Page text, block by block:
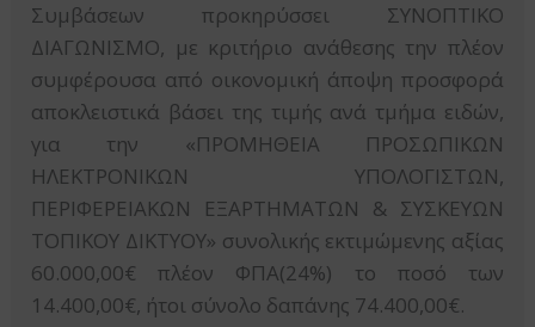
Συμβάσεων προκηρύσσει ΣΥΝΟΠΤΙΚΟ
ΔΙΑΓΩΝΙΣΜΟ, με κριτήριο ανάθεσης την πλέον
συμφέρουσα από οικονομική άποψη προσφορά
αποκλειστικά βάσει της τιμής ανά τμήμα ειδών,
για την «ΠΡΟΜΗΘΕΙΑ ΠΡΟΣΩΠΙΚΩΝ
ΗΛΕΚΤΡΟΝΙΚΩΝ ΥΠΟΛΟΓΙΣΤΩΝ,
ΠΕΡΙΦΕΡΕΙΑΚΩΝ ΕΞΑΡΤΗΜΑΤΩΝ & ΣΥΣΚΕΥΩΝ
ΤΟΠΙΚΟΥ ΔΙΚΤΥΟΥ» συνολικής εκτιμώμενης αξίας
60.000,00€ πλέον ΦΠΑ(24%) το ποσό των
14.400,00€, ήτοι σύνολο δαπάνης 74.400,00€.